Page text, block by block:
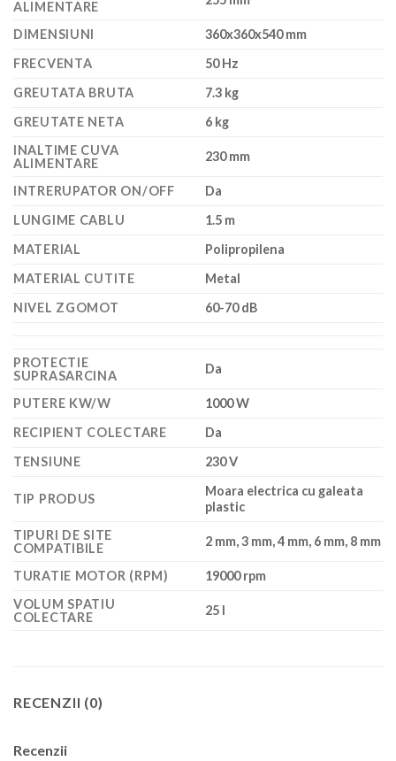
ALIMENTARE
DIMENSIUNI
360x360x540 mm
FRECVENTA
50 Hz
GREUTATA BRUTA
7.3 kg
GREUTATE NETA
6 kg
INALTIME CUVA
ALIMENTARE
230 mm
INTRERUPATOR ON/OFF
Da
LUNGIME CABLU
1.5 m
MATERIAL
Polipropilena
MATERIAL CUTITE
Metal
NIVEL ZGOMOT
60-70 dB
PROTECTIE
SUPRASARCINA
Da
PUTERE KW/W
1000 W
RECIPIENT COLECTARE
Da
TENSIUNE
230 V
TIP PRODUS
Moara electrica cu galeata
plastic
TIPURI DE SITE
COMPATIBILE
2 mm, 3 mm, 4 mm, 6 mm, 8 mm
TURATIE MOTOR (RPM)
19000 rpm
VOLUM SPATIU
COLECTARE
25 l
RECENZII (0)
Recenzii